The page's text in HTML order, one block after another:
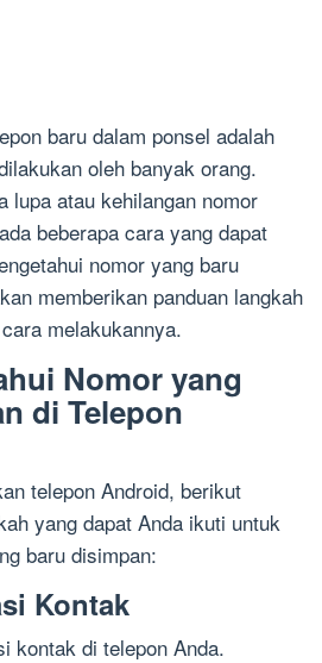
baru dalam ponsel adalah
oleh banyak orang.
lupa atau kehilangan nomor
beberapa cara yang dapat
nomor yang baru
memberikan panduan langkah
melakukannya.
Nomor yang
di Telepon
telepon Android, berikut
yang dapat Anda ikuti untuk
baru disimpan:
Kontak
kontak di telepon Anda.